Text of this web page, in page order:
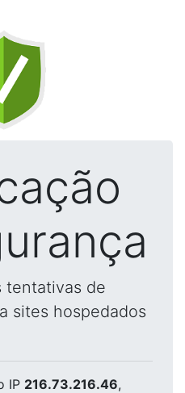
tentativas de
sites hospedados
IP 216.73.216.46,